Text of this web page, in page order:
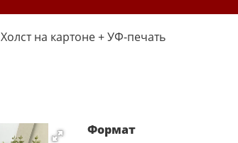
Холст на картоне + УФ-печать
Формат